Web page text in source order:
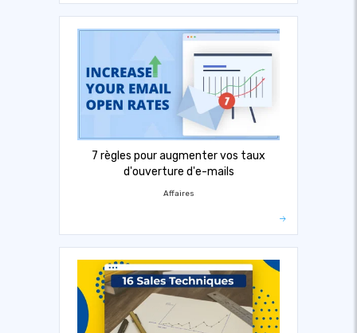
7 règles pour augmenter vos taux
d'ouverture d'e-mails
Affaires